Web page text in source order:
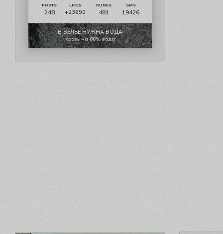
248 +23690 481 19426
В ЗЕЛЬЕ НУЖНА ВОДА
кровь на 80% вода